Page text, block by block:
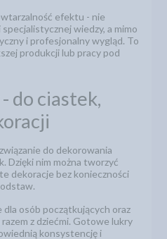
efektu - nie
wiedzy, a mimo
i profesjonalny wygląd. To
produkcji lub pracy pod
do ciastek,
do dekorowania
Dzięki nim można tworzyć
dekoracje bez konieczności
osób początkujących oraz
z dziećmi. Gotowe lukry
konsystencję i